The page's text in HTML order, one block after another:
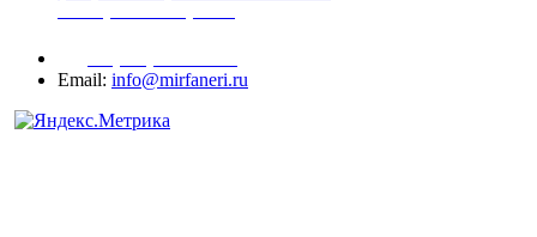
Email: info@mirfaneri.ru